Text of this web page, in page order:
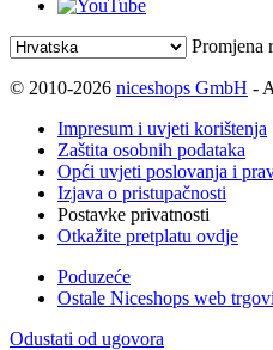
Promjena
© 2010-2026 niceshops GmbH -
Impresum i uvjeti korištenja
Zaštita osobnih podataka
Opći uvjeti poslovanja i
Izjava o pristupačnosti
Postavke privatnosti
Otkažite pretplatu ovdje
Poduzeće
Ostale Niceshops web
Odustati od ugovora